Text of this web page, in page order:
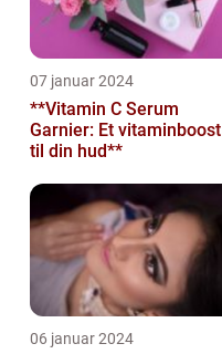
07 januar 2024
**Vitamin C Serum
Garnier: Et vitaminboost
til din hud**
06 januar 2024